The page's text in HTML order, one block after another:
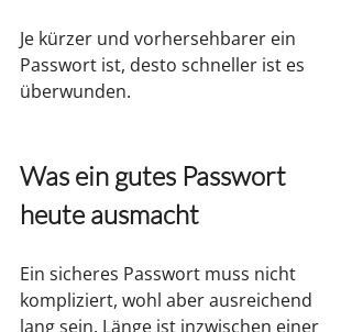
Je kürzer und vorhersehbarer ein
Passwort ist, desto schneller ist es
überwunden.
Was ein gutes Passwort
heute ausmacht
Ein sicheres Passwort muss nicht
kompliziert, wohl aber ausreichend
lang sein. Länge ist inzwischen einer